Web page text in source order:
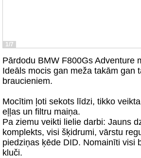
1/7
Pārdodu BMW F800Gs Adventure
Ideāls mocis gan meža takām gan
braucieniem.
Mocītim ļoti sekots līdzi, tikko
eļļas un filtru maiņa.
Pa ziemu veikti lielie darbi: Jauns
komplekts, visi šķidrumi, vārstu
piedziņas ķēde DID. Nomainīti visi
kluči.